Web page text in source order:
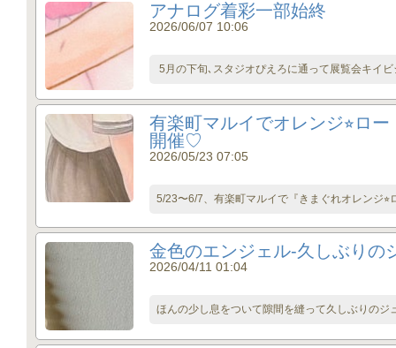
アナログ着彩一部始終
2026/06/07 10:06
5月の下旬､スタジオぴえろに通って展覧会キイ
有楽町マルイでオレンジ⭐︎ロ
開催♡
2026/05/23 07:05
5/23〜6/7、有楽町マルイで『きまぐれオレンジ
金色のエンジェル-久しぶりの
2026/04/11 01:04
ほんの少し息をついて隙間を縫って久しぶりのジ